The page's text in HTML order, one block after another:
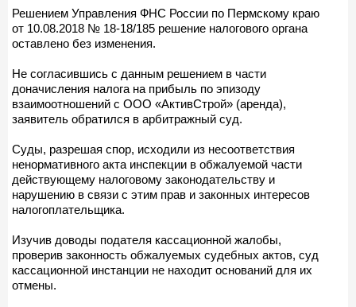
Решением Управления ФНС России по Пермскому краю
от 10.08.2018 № 18-18/185 решение налогового органа
оставлено без изменения.
Не согласившись с данным решением в части
доначисления налога на прибыль по эпизоду
взаимоотношений с ООО «АктивСтрой» (аренда),
заявитель обратился в арбитражный суд.
Суды, разрешая спор, исходили из несоответствия
ненормативного акта инспекции в обжалуемой части
действующему налоговому законодательству и
нарушению в связи с этим прав и законных интересов
налогоплательщика.
Изучив доводы подателя кассационной жалобы,
проверив законность обжалуемых судебных актов, суд
кассационной инстанции не находит оснований для их
отмены.